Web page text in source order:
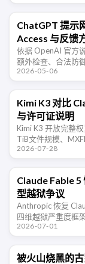
ChatGPT 提示
Access 与反馈
依据 OpenAI 官方
额外检查、合法防
反馈所需信息。
2026-05-06
Kimi K3 对比
与许可证说明
Kimi K3 开放完整
TiB文件规模、
基准差异。
2026-07-28
Claude Fable
型越狱争议
Anthropic 恢复
四维越狱严重度框
2026-07-01
被火山烧黑的